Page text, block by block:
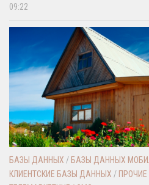
09:22
БАЗЫ ДАННЫХ / БАЗЫ ДАННЫХ
КЛИЕНТСКИЕ БАЗЫ ДАННЫХ /